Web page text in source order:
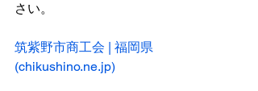
さい。
筑紫野市商工会 | 福岡県
(chikushino.ne.jp)